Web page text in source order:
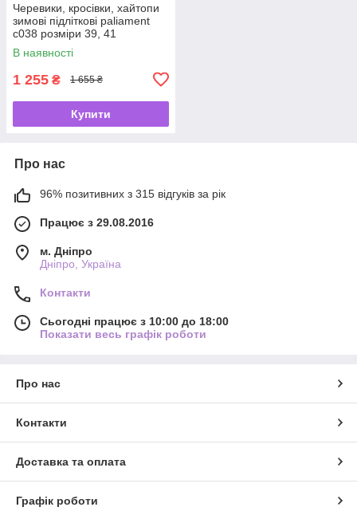
Черевики, кросівки, хайтопи
зимові підліткові paliament
c038 розміри 39, 41
В наявності
1 255 ₴ 1 655 ₴
Купити
Про нас
96% позитивних з 315 відгуків за рік
Працює з 29.08.2016
м. Дніпро
Дніпро, Україна
Контакти
Сьогодні працює з 10:00 до 18:00
Показати весь графік роботи
Про нас
Контакти
Доставка та оплата
Графік роботи